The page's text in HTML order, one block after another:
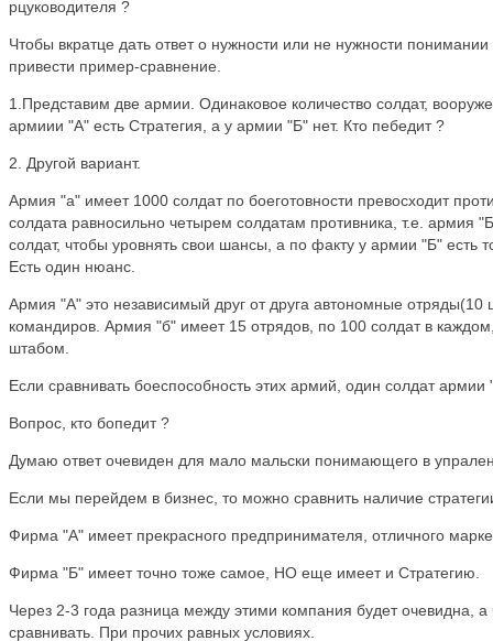
рцуководителя ?
Чтобы вкратце дать ответ о нужности или не нужности
привести пример-сравнение.
1.Представим две армии. Одинаковое количество солдат,
армиии "А" есть Стратегия, а у армии "Б" нет. Кто пебедит ?
2. Другой вариант.
Армия "а" имеет 1000 солдат по боеготовности превосходит
солдата равносильно четырем солдатам противника, т.е. армия
солдат, чтобы уровнять свои шансы, а по факту у армии "Б" есть
Есть один нюанс.
Армия "А" это независимый друг от друга автономные
командиров. Армия "б" имеет 15 отрядов, по 100 солдат в
штабом.
Если сравнивать боеспособность этих армий, один солдат армии
Вопрос, кто бопедит ?
Думаю ответ очевиден для мало мальски понимающего в
Если мы перейдем в бизнес, то можно сравнить наличие
Фирма "А" имеет прекрасного предпринимателя, отличного
Фирма "Б" имеет точно тоже самое, НО еще имеет и Стратегию.
Через 2-3 года разница между этими компания будет очевидна,
сравнивать. При прочих равных условиях.